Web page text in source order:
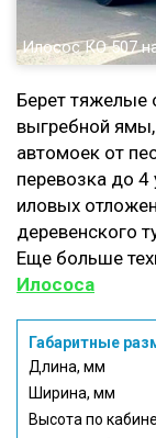
Илосос КО 507
Берет тяжелые
выгребной ямы,
автомоек от
перевозка до 4
иловых
деревенского
Еще больше
Илососа
Габаритные
Длина, мм
Ширина, мм
Высота по